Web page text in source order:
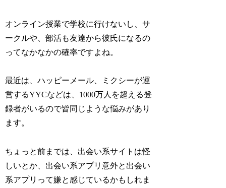
オンライン授業で学校に行けないし、サ
ークルや、部活も友達から彼氏になるの
ってなかなかの確率ですよね。
最近は、ハッピーメール、ミクシーが運
営するYYCなどは、1000万人を超える登
録者がいるので皆同じような悩みがあり
ます。
ちょっと前までは、出会い系サイトは怪
しいとか、出会い系アプリ意外と出会い
系アプリって嫌と感じているかもしれま